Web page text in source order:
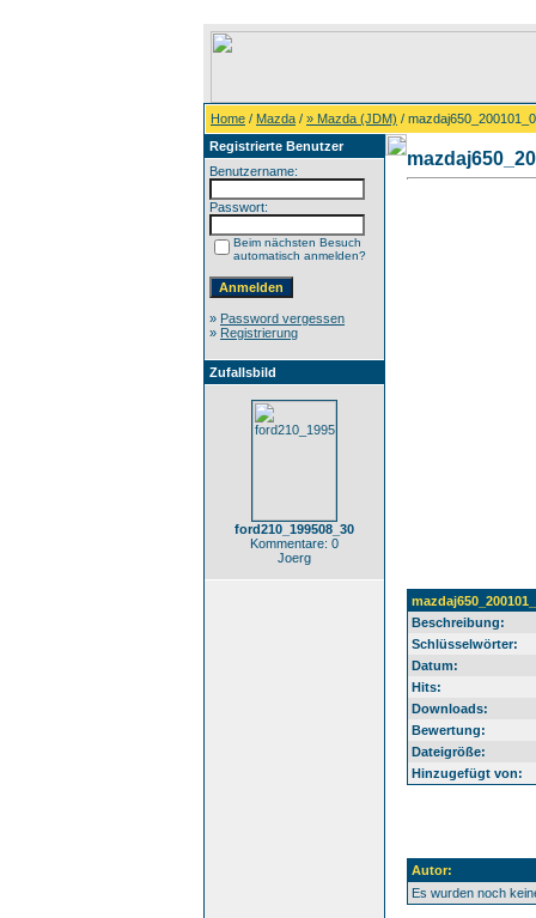
Home / Mazda / » Mazda (JDM) /
Registrierte Benutzer
Benutzername:
Passwort:
Beim nächsten Besuch
automatisch anmelden?
» Password vergessen
» Registrierung
Zufallsbild
ford210_199508_30
Kommentare: 0
Joerg
Beschreibung:
Schlüsselwörter:
Datum:
Hits:
Downloads:
Bewertung:
Dateigröße:
Hinzugefügt von:
Autor:
Es wurden noch